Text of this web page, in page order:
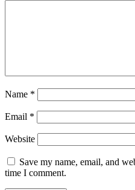
Name *
Email *
Website
Save my name, email, and
time I comment.